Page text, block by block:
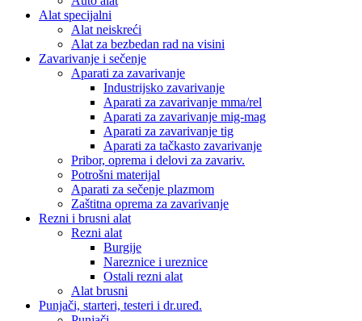
Alat specijalni
Alat neiskreći
Alat za bezbedan rad na visini
Zavarivanje i sečenje
Aparati za zavarivanje
Industrijsko zavarivanje
Aparati za zavarivanje mma/rel
Aparati za zavarivanje mig-mag
Aparati za zavarivanje tig
Aparati za tačkasto zavarivanje
Pribor, oprema i delovi za zavariv.
Potrošni materijal
Aparati za sečenje plazmom
Zaštitna oprema za zavarivanje
Rezni i brusni alat
Rezni alat
Burgije
Nareznice i ureznice
Ostali rezni alat
Alat brusni
Punjači, starteri, testeri i dr.uređ.